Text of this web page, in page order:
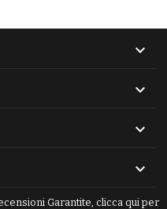




Garantite, clicca qui per